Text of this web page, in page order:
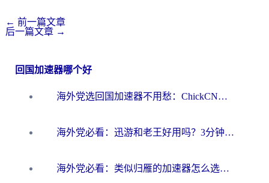
← 前一篇文章
后一篇文章 →
回国加速器哪个好
海外党选回国加速器不用愁：ChickCN和洞见哪个好？一篇搞定所有疑问
海外党必看：迅游和老王好用吗？3分钟选对加速国内网络的加速器
海外党必看：类似归雁的加速器怎么选？一篇搞定无缝访问国内资源